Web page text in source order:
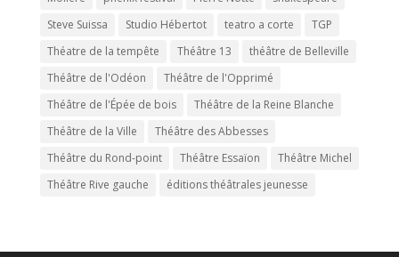
Steve Suissa
Studio Hébertot teatro a corte
TGP
Théatre de la tempête
Théâtre 13
théâtre de Belleville
Théâtre de l'Odéon
Théâtre de l'Opprimé
Théâtre de l'Épée de bois
Théâtre de la Reine Blanche
Théâtre de la Ville
Théâtre des Abbesses
Théâtre du Rond-point
Théâtre Essaïon
Théâtre Michel
Théâtre Rive gauche
éditions théâtrales jeunesse